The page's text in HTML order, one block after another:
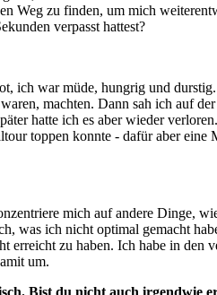
Weg zu finden, um mich
verpasst hattest?
ich war müde, hungrig und
machten. Dann sah ich auf
hatte ich es aber wieder
toppen konnte - dafür aber
mich auf andere Dinge,
was ich nicht optimal gemacht
zu haben. Ich habe in den
um.